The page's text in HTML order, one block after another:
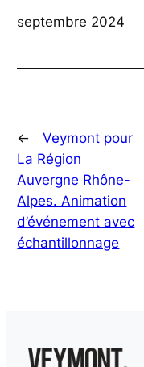
septembre 2024
←
Veymont pour
La Région
Auvergne Rhône-
Alpes. Animation
d’événement avec
échantillonnage